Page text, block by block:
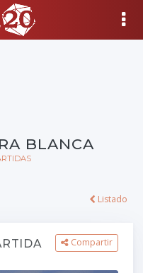
BLANCA
Listado
Compartir